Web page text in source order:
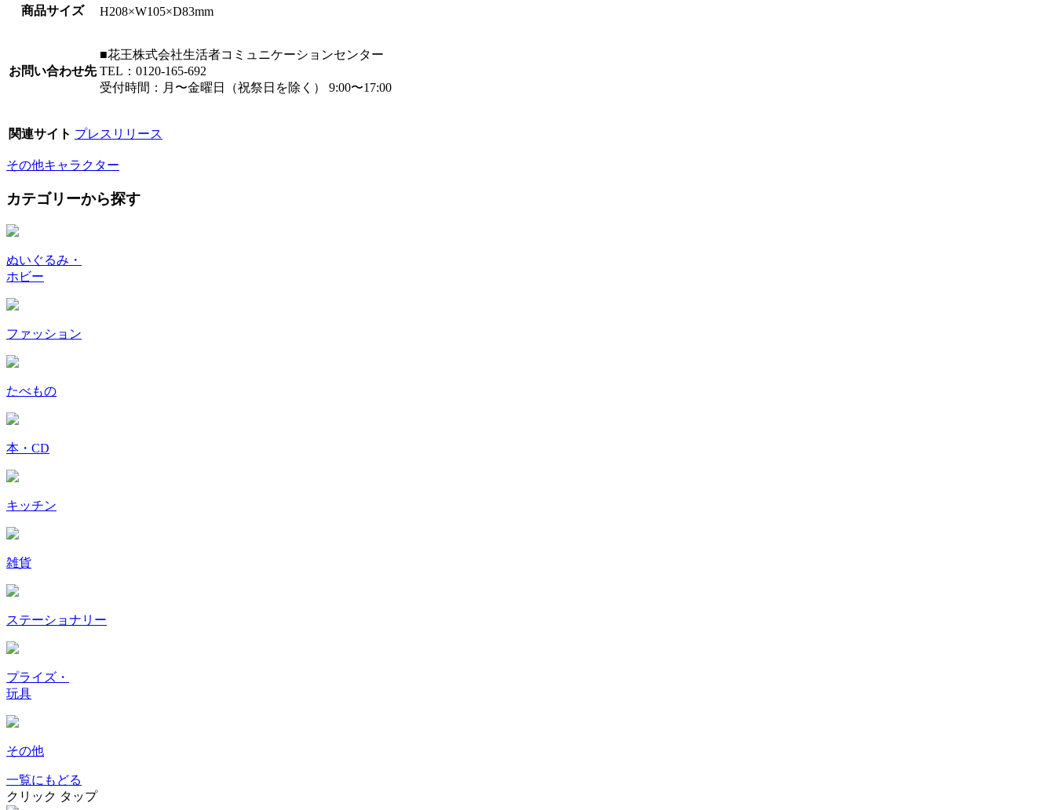
商品サイズ H208×W105×D83mm
お問い合わせ先
■花王株式会社生活者コミュニケーションセンター
TEL：0120-165-692
受付時間：月〜金曜日（祝祭日を除く） 9:00〜17:00
関連サイト プレスリリース
その他キャラクター
カテゴリーから探す
ぬいぐるみ・
ホビー
ファッション
たべもの
本・CD
キッチン
雑貨
ステーショナリー
プライズ・
玩具
その他
一覧にもどる
クリック タップ